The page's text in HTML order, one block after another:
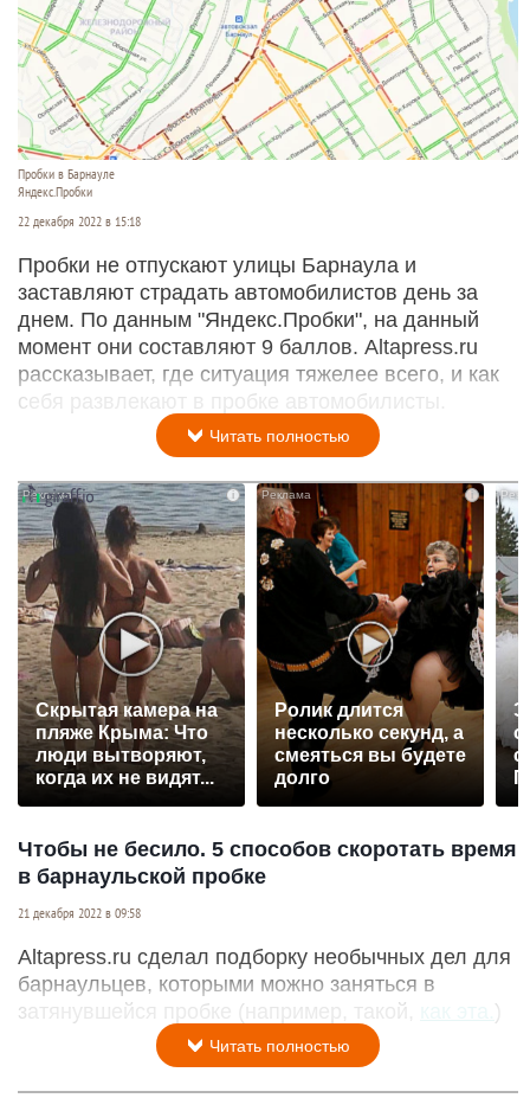
Пробки в Барнауле
Яндекс.Пробки
22 декабря 2022 в 15:18
Пробки не отпускают улицы Барнаула и
заставляют страдать автомобилистов день за
днем. По данным "Яндекс.Пробки", на данный
момент они составляют 9 баллов. Altapress.ru
рассказывает, где ситуация тяжелее всего, и как
себя развлекают в пробке автомобилисты.
Читать полностью
i
Скрытая камера на
пляже Крыма: Что
люди вытворяют,
когда их не видят...
Ролик длится
несколько секунд, а
смеяться вы будете
долго
Чтобы не бесило. 5 способов скоротать время
в барнаульской пробке
21 декабря 2022 в 09:58
Altapress.ru сделал подборку необычных дел для
барнаульцев, которыми можно заняться в
затянувшейся пробке (например, такой,
)
Читать полностью